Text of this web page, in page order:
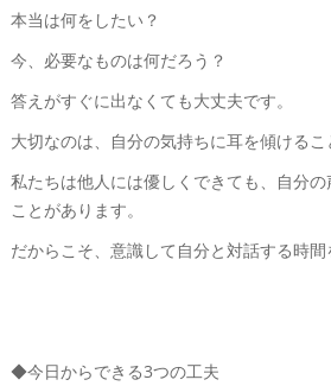
本当は何をしたい？
今、必要なものは何だろう？
答えがすぐに出なくても大丈夫です。
大切なのは、自分の気持ちに耳を傾けるこ
私たちは他人には優しくできても、自分
ことがあります。
だからこそ、意識して自分と対話する時間
◆今日からできる3つの工夫